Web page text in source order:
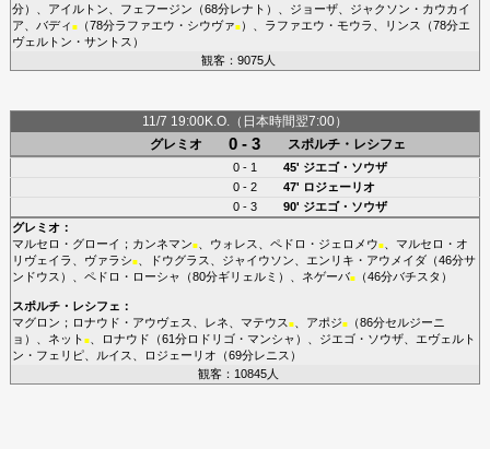
分）、 アイルトン フェフージン （68分レナト ）、 ジョーザ、 ジャクソン・カウカイ
ア
バディ ■（78分ラファエウ・シウヴァ■）、 ラファエウ・モウラ リンス （78分エ
ヴェルトン・サントス ）
観客：9075人
11/7 19:00K.O.（日本時間翌7:00）
グレミオ
0 - 3 スポルチ・レシフェ
0 - 1 45' ジエゴ・ソウザ
0 - 2
47' ロジェーリオ
0 - 3
90' ジエゴ・ソウザ
グレミオ：
マルセロ・グローイ ； カンネマン■、 ウォレス ペドロ・ジェロメウ■、 マルセロ・オ
リヴェイラ
ヴァラシ■、 ドウグラス ジャイウソン エンリキ・アウメイダ（46分サ
ンドウス ）、 ペドロ・ローシャ （80分ギリェルミ ）、 ネゲーバ■（46分バチスタ ）
スポルチ・レシフェ ：
マグロン ； ロナウド・アウヴェス レネ マテウス ■、 アポジ■（86分セルジーニ
ョ ）、 ネット ■、 ロナウド （61分ロドリゴ・マンシャ ）、 ジエゴ・ソウザ、 エヴェルト
ン・フェリピ、 ルイス ロジェーリオ （69分レニス ）
観客：10845人